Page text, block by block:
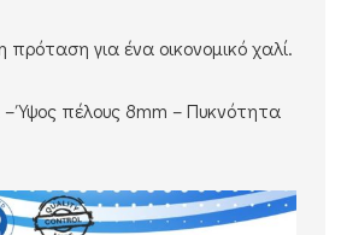
πρόταση για ένα οικονομικό χαλί.
Ύψος πέλους 8mm – Πυκνότητα